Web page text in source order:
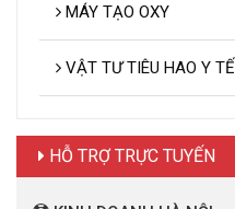
MÁY TẠO OXY
VẬT TƯ TIÊU HAO Y TẾ
HỖ TRỢ TRỰC TUYẾN